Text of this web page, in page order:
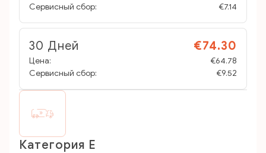
Сервисный сбор:
€7.14
30 Дней €74.30
Цена:
€64.78
Сервисный сбор:
€9.52
Категория E